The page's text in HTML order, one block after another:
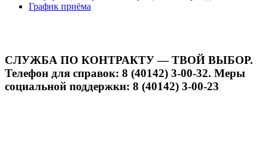
График приёма
СЛУЖБА ПО КОНТРАКТУ — ТВОЙ ВЫБОР.
Телефон для справок: 8 (40142) 3-00-32. Меры
социальной поддержки: 8 (40142) 3-00-23